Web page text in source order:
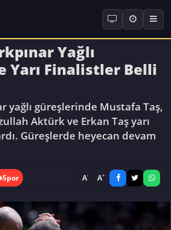
Yağlı
Yarı Finalistler Belli
yağlı güreşlerinde Mustafa Taş,
Aktürk ve Erkan Taş yarı
Güreşlerde heyecan devam
Spor A- A+